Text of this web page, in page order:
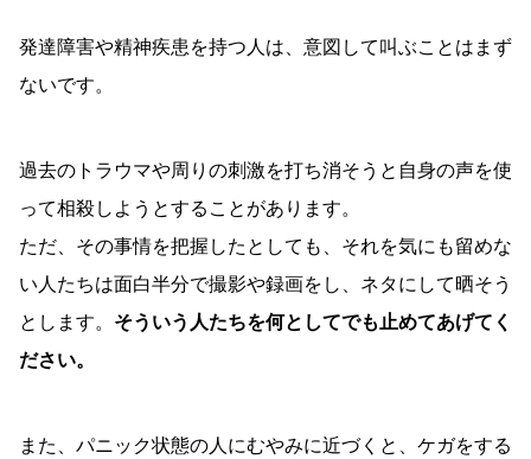
発達障害や精神疾患を持つ人は、意図して叫ぶことはまず
ないです。
過去のトラウマや周りの刺激を打ち消そうと自身の声を使
って相殺しようとすることがあります。
ただ、その事情を把握したとしても、それを気にも留めな
い人たちは面白半分で撮影や録画をし、ネタにして晒そう
とします。 そういう人たちを何としてでも止めてあげてく
ださい。
また、パニック状態の人にむやみに近づくと、ケガをする